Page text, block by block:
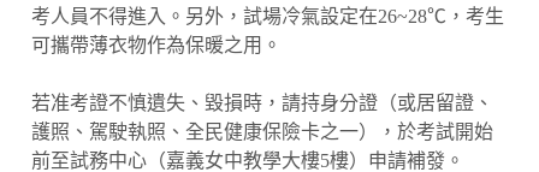
考人員不得進入。另外，試場冷氣設定在26~28℃，考生
可攜帶薄衣物作為保暖之用。
若准考證不慎遺失、毀損時，請持身分證（或居留證、
護照、駕駛執照、全民健康保險卡之一），於考試開始
前至試務中心（嘉義女中教學大樓5樓）申請補發。